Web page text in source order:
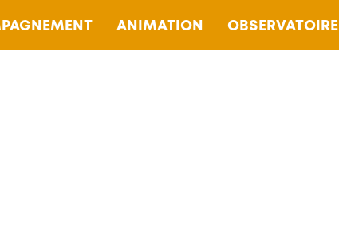
ANIMATION OBSERVATOIRE